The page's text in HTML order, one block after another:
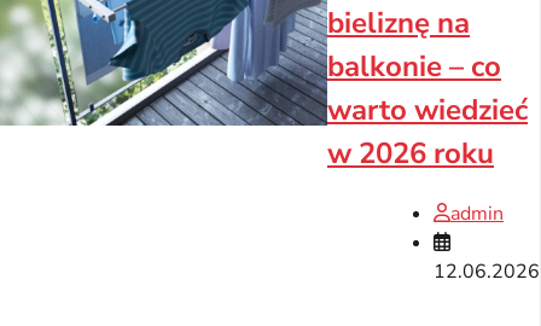
bieliznę na
balkonie – co
warto wiedzieć
w 2026 roku
admin
12.06.2026